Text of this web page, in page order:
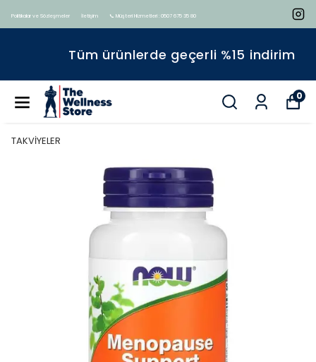
Politikalar ve Sözleşmeler İletişim 📞 Müşteri Hizmetleri : 0507 675 35 80
Tüm ürünlerde geçerli %15 indirim
0
TAKVİYELER